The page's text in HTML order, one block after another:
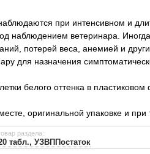
при интенсивном и
наблюдением ветеринара.
потерей веса, анемией и
для назначения
белого оттенка в пластиковом
оригинальной упаковке и при
раздела:
табл., УЗВППостаток